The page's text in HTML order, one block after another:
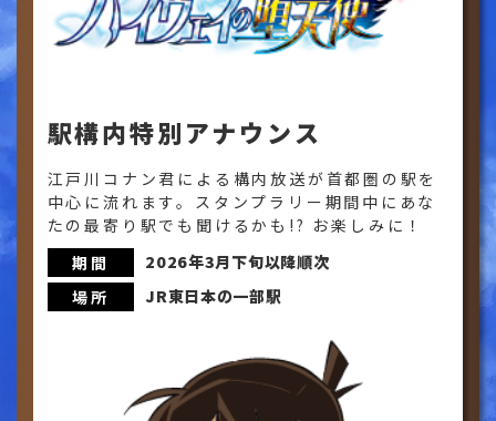
駅構内特別アナウンス
江戸川コナン君による構内放送が首都圏の駅を
中心に流れます。スタンプラリー期間中にあな
たの最寄り駅でも聞けるかも!? お楽しみに！
期間
2026年3月下旬以降順次
場所
JR東日本の一部駅